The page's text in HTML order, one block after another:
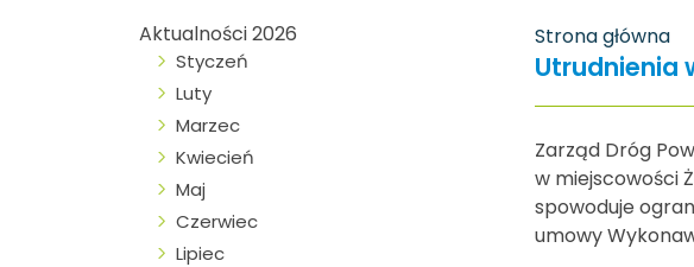
Aktualności 2026
Styczeń
Luty
Marzec
Kwiecień
Maj
Czerwiec
Lipiec
Strona główna
Utrudnienia
Zarząd Dróg
w miejscowości
spowoduje
umowy